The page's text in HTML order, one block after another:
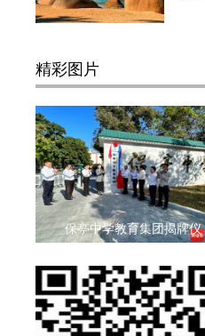
精彩图片
保亭中学教育集团揭牌仪